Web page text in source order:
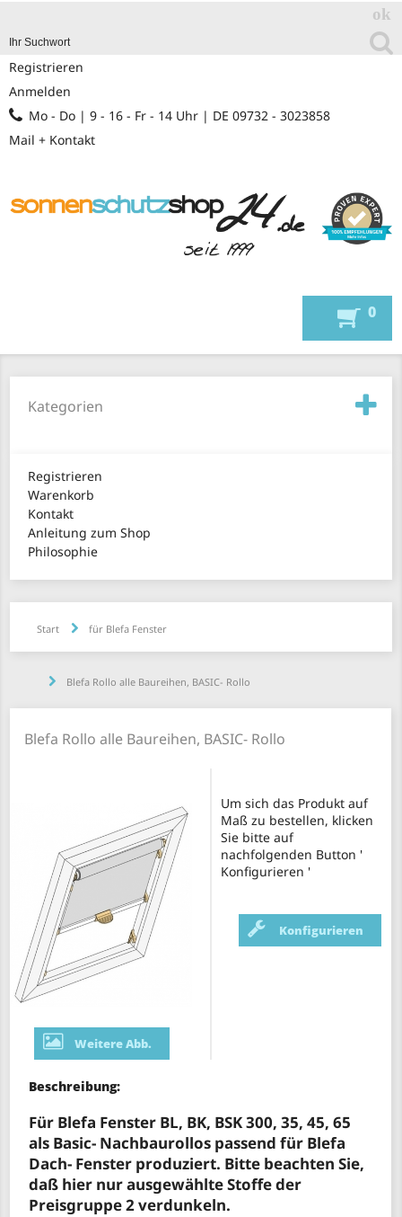
Registrieren
Anmelden
Mo - Do | 9 - 16 - Fr - 14 Uhr | DE 09732 - 3023858
Mail + Kontakt
0
Kategorien
Registrieren
Warenkorb
Kontakt
Anleitung zum Shop
Philosophie
Start für Blefa Fenster
Blefa Rollo alle Baureihen, BASIC- Rollo
Blefa Rollo alle Baureihen, BASIC- Rollo
Weitere Abb.
Um sich das Produkt auf
Maß zu bestellen, klicken
Sie bitte auf
nachfolgenden Button '
Konfigurieren '
Konfigurieren
Beschreibung:
Für Blefa Fenster BL, BK, BSK 300, 35, 45, 65
als Basic- Nachbaurollos passend für Blefa
Dach- Fenster produziert. Bitte beachten Sie,
daß hier nur ausgewählte Stoffe der
Preisgruppe 2 verdunkeln.